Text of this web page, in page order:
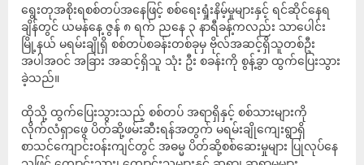
ရွေးတုအစိုးရစစ်တပ်အနေဖြင့် ‎စစ်ရေးရှုံးနိမ့်မှုများနှင့် ရင်ဆိုင်နေရ
ချိန်တွင် ယမန်နေ့ ဇွန် ၈ ရက် ညနေ ၃ နာရီခန့်ကလည်း သာပေါင်း
မြို့နယ် မရမ်းချိုရှိ စစ်တပ်စခန်းတစ်ခုမှ ဗိုလ်အဆင့်ရှိသူတစ်ဦး
အပါအဝင် အခြား အဆင့်ရှိသူ သုံး ဦး စခန်းကို စွန့်ခွာ ထွက်ပြေးသွား
ခဲ့သည်။
ထိုသို့ ထွက်ပြေးသွားသည့် စစ်တပ် အရာရှိနှင့် စစ်သားများကို
လိုက်လံရှာဖွေ ပိတ်ဆို့ဖမ်းဆီးရန်အတွက် မရမ်းချိုကျေးရွာရှိ
စာသင်ကျောင်းဝန်းကျင်တွင် အဓမ္မ ပိတ်ဆို့စစ်ဆေးမှုများ ပြုလုပ်နေ